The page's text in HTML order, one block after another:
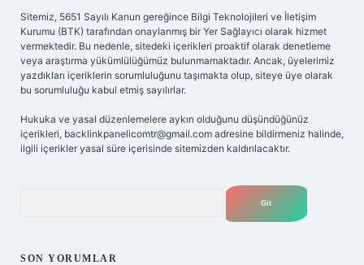
Sitemiz, 5651 Sayılı Kanun gereğince Bilgi Teknolojileri ve İletişim
Kurumu (BTK) tarafından onaylanmış bir Yer Sağlayıcı olarak hizmet
vermektedir. Bu nedenle, sitedeki içerikleri proaktif olarak denetleme
veya araştırma yükümlülüğümüz bulunmamaktadır. Ancak, üyelerimiz
yazdıkları içeriklerin sorumluluğunu taşımakta olup, siteye üye olarak
bu sorumluluğu kabul etmiş sayılırlar.
Hukuka ve yasal düzenlemelere aykırı olduğunu düşündüğünüz
içerikleri, backlinkpanelicomtr@gmail.com adresine bildirmeniz halinde,
ilgili içerikler yasal süre içerisinde sitemizden kaldırılacaktır.
SON YORUMLAR